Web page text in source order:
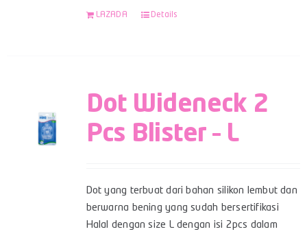
LAZADA Details
Dot Wideneck 2
Pcs Blister – L
Dot yang terbuat dari bahan silikon lembut dan
berwarna bening yang sudah bersertifikasi
Halal dengan size L dengan isi 2pcs dalam